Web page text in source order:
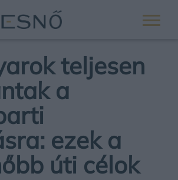
teljesen
a
ezek a
úti célok